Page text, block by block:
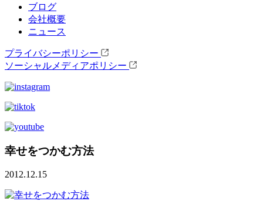
ブログ
会社概要
ニュース
プライバシーポリシー
ソーシャルメディアポリシー
幸せをつかむ方法
2012.12.15